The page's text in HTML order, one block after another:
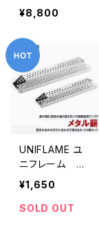
カー（ショップ限
定商品）
¥8,800
UNIFLAME ユ
ニフレーム メ
タル薪
¥1,650
SOLD OUT